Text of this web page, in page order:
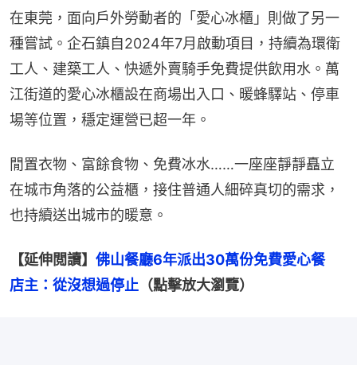
在東莞，面向戶外勞動者的「愛心冰櫃」則做了另一
種嘗試。企石鎮自2024年7月啟動項目，持續為環衛
工人、建築工人、快遞外賣騎手免費提供飲用水。萬
江街道的愛心冰櫃設在商場出入口、暖蜂驛站、停車
場等位置，穩定運營已超一年。
閒置衣物、富餘食物、免費冰水……一座座靜靜矗立
在城市角落的公益櫃，接住普通人細碎真切的需求，
也持續送出城市的暖意。
【延伸閲讀】 佛山餐廳6年派出30萬份免費愛心餐
店主：從沒想過停止 （點擊放大瀏覽）